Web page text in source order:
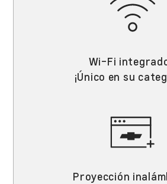
Wi-Fi
¡Único en su
Proyección